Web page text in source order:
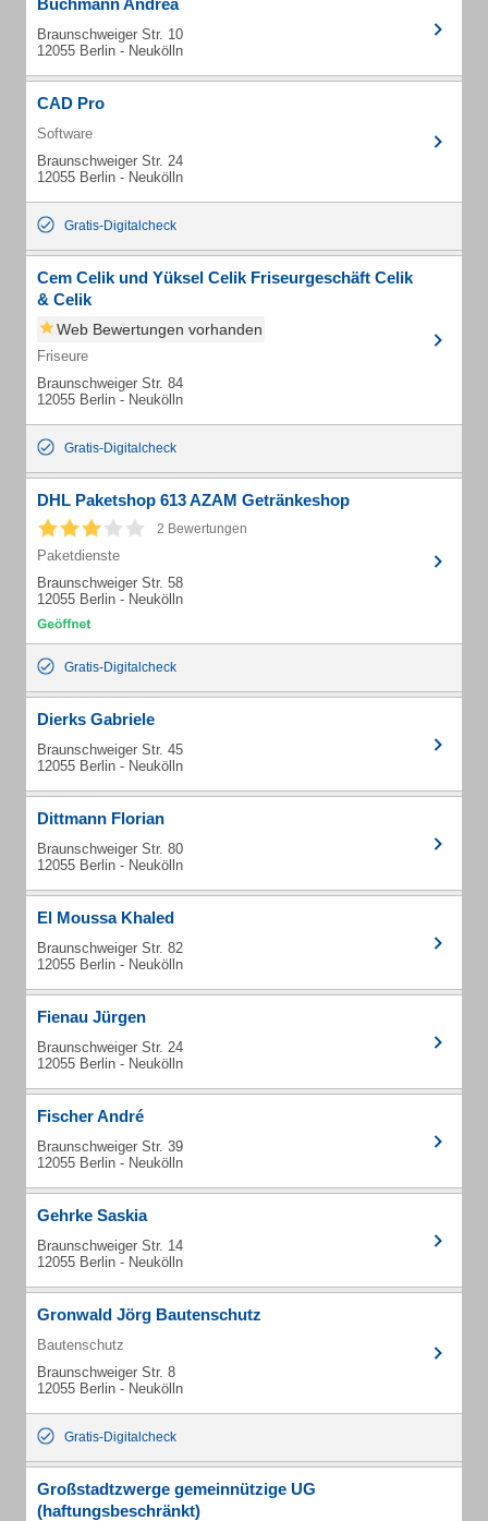
Buchmann Andrea
Braunschweiger Str. 10
12055 Berlin - Neukölln
CAD Pro
Software
Braunschweiger Str. 24
12055 Berlin - Neukölln
Gratis-Digitalcheck
Cem Celik und Yüksel Celik Friseurgeschäft Celik
& Celik
Web Bewertungen vorhanden
Friseure
Braunschweiger Str. 84
12055 Berlin - Neukölln
Gratis-Digitalcheck
DHL Paketshop 613 AZAM Getränkeshop
2 Bewertungen
Paketdienste
Braunschweiger Str. 58
12055 Berlin - Neukölln
Gratis-Digitalcheck
Dierks Gabriele
Braunschweiger Str. 45
12055 Berlin - Neukölln
Dittmann Florian
Braunschweiger Str. 80
12055 Berlin - Neukölln
El Moussa Khaled
Braunschweiger Str. 82
12055 Berlin - Neukölln
Fienau Jürgen
Braunschweiger Str. 24
12055 Berlin - Neukölln
Fischer André
Braunschweiger Str. 39
12055 Berlin - Neukölln
Gehrke Saskia
Braunschweiger Str. 14
12055 Berlin - Neukölln
Gronwald Jörg Bautenschutz
Bautenschutz
Braunschweiger Str. 8
12055 Berlin - Neukölln
Gratis-Digitalcheck
Großstadtzwerge gemeinnützige UG
(haftungsbeschränkt)